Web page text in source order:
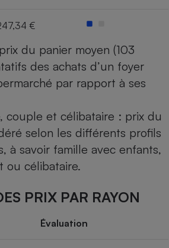
€
du panier moyen (103
des achats d’un foyer
par rapport à ses
couple et célibataire : prix du
selon les différents profils
à savoir famille avec enfants,
ou célibataire.
PRIX PAR RAYON
Évaluation